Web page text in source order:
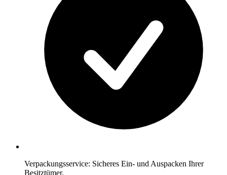
Verpackungsservice: Sicheres Ein- und Auspacken Ihrer
Besitztümer.